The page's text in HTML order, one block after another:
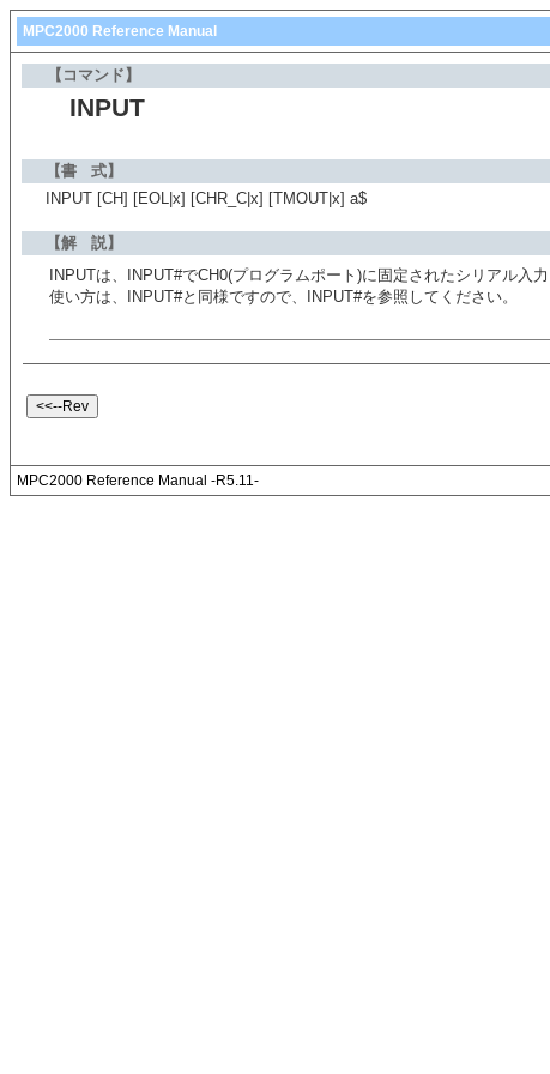
MPC2000 Reference Manual
【コマンド】
INPUT
【書 式】
INPUT [CH] [EOL|x] [CHR_C|x] [TMOUT|x] a$
【解 説】
INPUTは、INPUT#でCH0(プログラムポート)に固定されたシリアル入力
使い方は、INPUT#と同様ですので、INPUT#を参照してください。
MPC2000 Reference Manual -R5.11-